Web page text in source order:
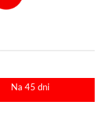
Na 45 dni